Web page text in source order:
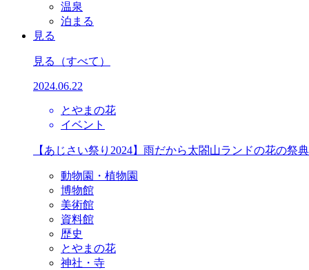
温泉
泊まる
見る
見る （すべて）
2024.06.22
とやまの花
イベント
【あじさい祭り2024】雨だから太閤山ランドの花の祭
動物園・植物園
博物館
美術館
資料館
歴史
とやまの花
神社・寺